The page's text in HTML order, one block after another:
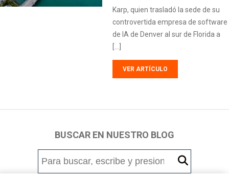
Karp, quien trasladó la sede de su
controvertida empresa de software
de IA de Denver al sur de Florida a
[…]
VER ARTÍCULO
BUSCAR EN NUESTRO BLOG